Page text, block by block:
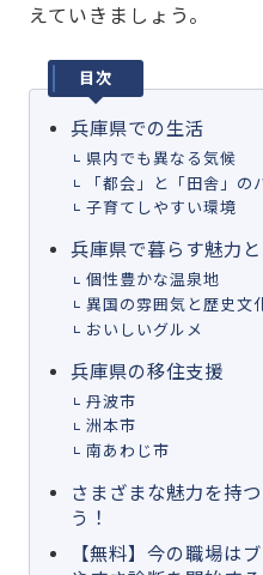
えていきましょう。
目次
兵庫県での生活
県内でも異なる気候
「都会」と「田舎」の
子育てしやすい環境
兵庫県で暮らす魅力
個性豊かな温泉地
異国の雰囲気と歴史文
おいしいグルメ
兵庫県の移住支援
丹波市
洲本市
南あわじ市
さまざまな魅力を持
う！
【無料】今の職場は